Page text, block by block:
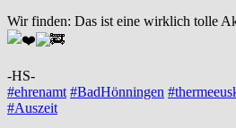
Wir finden: Das ist eine wirklich tolle
-HS-
#ehrenamt #BadHönningen
#Auszeit